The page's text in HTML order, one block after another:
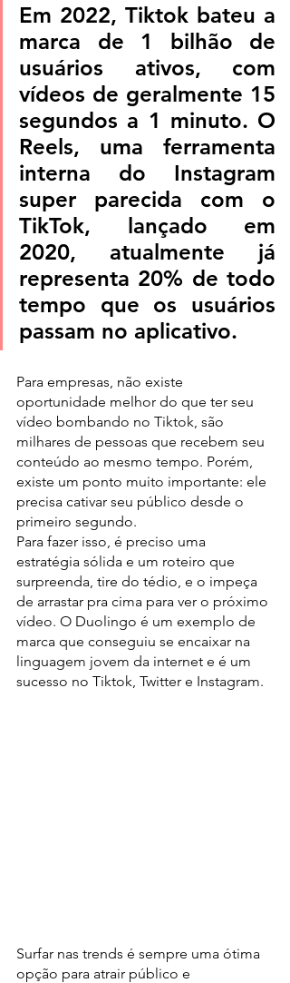
Em 2022, Tiktok bateu a
marca de 1 bilhão de
usuários ativos, com
vídeos de geralmente 15
segundos a 1 minuto. O
Reels, uma ferramenta
interna do Instagram
super parecida com o
TikTok, lançado em
2020, atualmente já
representa 20% de todo
tempo que os usuários
passam no aplicativo.
Para empresas, não existe
oportunidade melhor do que ter seu
vídeo bombando no Tiktok, são
milhares de pessoas que recebem seu
conteúdo ao mesmo tempo. Porém,
existe um ponto muito importante: ele
precisa cativar seu público desde o
primeiro segundo.
Para fazer isso, é preciso uma
estratégia sólida e um roteiro que
surpreenda, tire do tédio, e o impeça
de arrastar pra cima para ver o próximo
vídeo. O Duolingo é um exemplo de
marca que conseguiu se encaixar na
linguagem jovem da internet e é um
sucesso no Tiktok, Twitter e Instagram.
Surfar nas trends é sempre uma ótima
opção para atrair público e